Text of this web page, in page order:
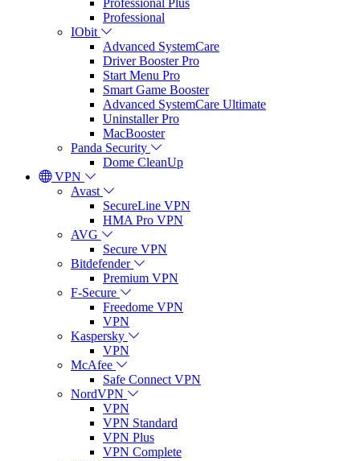
Professional Plus
Professional
IObit
Advanced SystemCare
Driver Booster Pro
Start Menu Pro
Smart Game Booster
Advanced SystemCare Ultimate
Uninstaller Pro
MacBooster
Panda Security
Dome CleanUp
VPN
Avast
SecureLine VPN
HMA Pro VPN
AVG
Secure VPN
Bitdefender
Premium VPN
F-Secure
Freedome VPN
VPN
Kaspersky
VPN
McAfee
Safe Connect VPN
NordVPN
VPN
VPN Standard
VPN Plus
VPN Complete